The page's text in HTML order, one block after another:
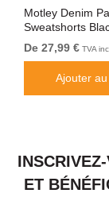
Motley Denim
Sweatshorts
De 27,99 € TVA
Ajouter
ET